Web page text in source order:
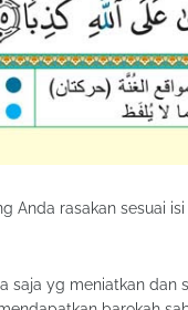
Anda rasakan sesuai
saja yg meniatkan